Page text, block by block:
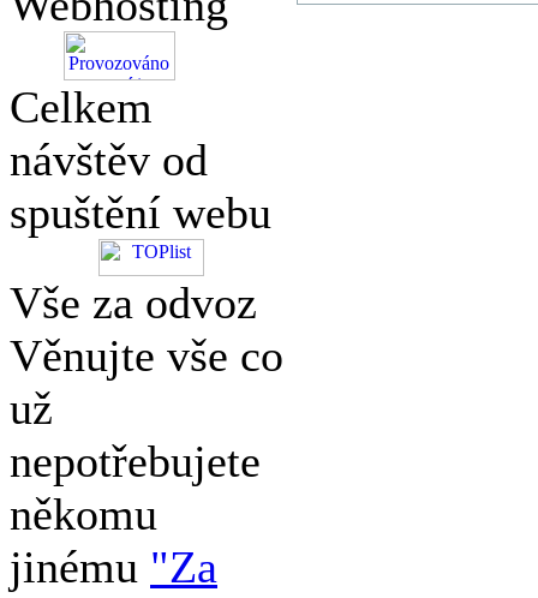
Celkem
návštěv od
spuštění webu
Vše za odvoz
Věnujte vše co
už
nepotřebujete
někomu
jinému "Za